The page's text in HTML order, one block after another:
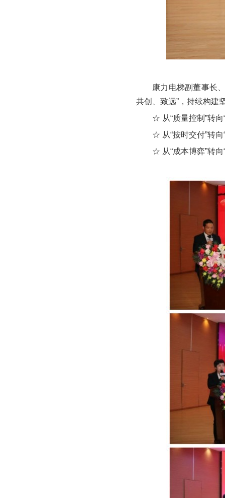
康力电梯副董事长
共创、致远”，持续构建
☆ 从“质量控制”转向
☆ 从“按时交付”转向
☆ 从“成本博弈”转向